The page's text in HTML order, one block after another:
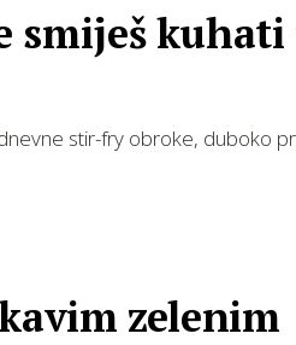
smiješ kuhati
stir-fry obroke, duboko
zelenim